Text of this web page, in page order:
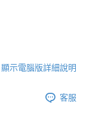
顯示電腦版詳細說明
客服